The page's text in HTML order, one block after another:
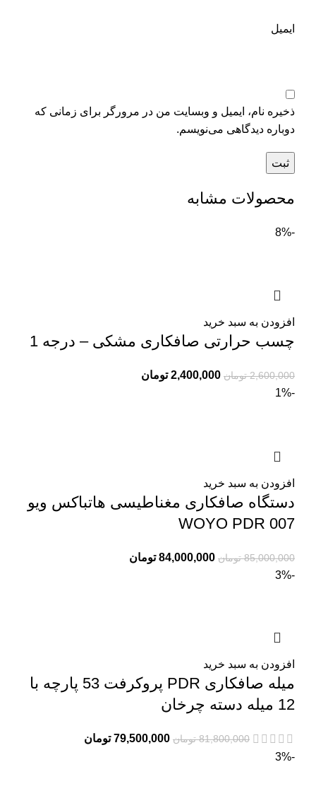
ایمیل
ذخیره نام، ایمیل و وبسایت من در مرورگر برای زمانی که
دوباره دیدگاهی می‌نویسم.
محصولات مشابه
-8%
افزودن به سبد خرید
چسب حرارتی صافکاری مشکی – درجه 1
2,600,000 تومان 2,400,000 تومان
-1%
افزودن به سبد خرید
دستگاه صافکاری مغناطیسی هاتباکس ویو
WOYO PDR 007
85,000,000 تومان 84,000,000 تومان
-3%
افزودن به سبد خرید
میله صافکاری PDR پروکرفت 53 پارچه با
12 میله دسته چرخان
81,800,000 تومان 79,500,000 تومان
-3%